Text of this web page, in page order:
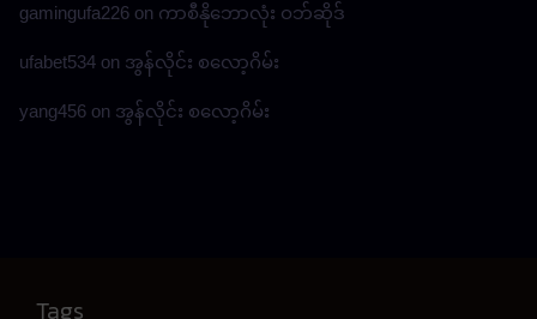
gamingufa226 on ကာစီနိုဘောလုံး ဝဘ်ဆိုဒ်
ufabet534 on အွန်လိုင်း စလော့ဂိမ်း
yang456 on အွန်လိုင်း စလော့ဂိမ်း
Tags